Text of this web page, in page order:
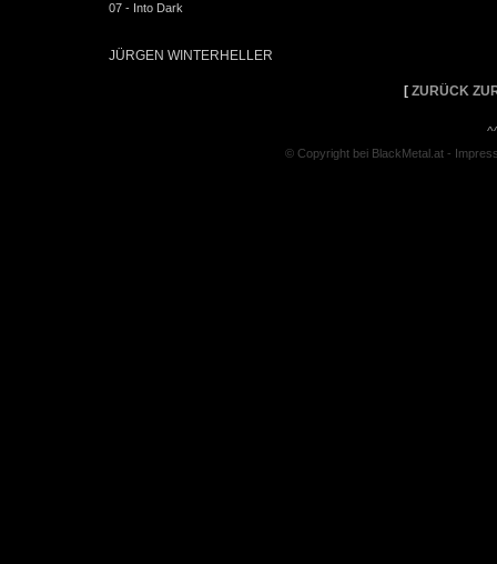
07 - Into Dark
JÜRGEN WINTERHELLER
[ ZURÜCK
© Copyright bei BlackMetal.at -